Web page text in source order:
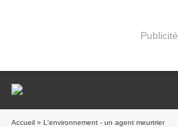
Publicité
Accueil » L'environnement - un agent meurtrier